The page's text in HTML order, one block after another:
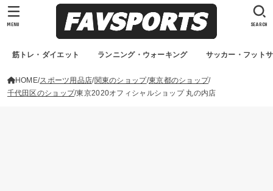
筋トレ・ダイエット ランニング・ウォーキング サッカー・フット
SEARCH
MENU
HOME スポーツ用品店 関東のショップ 東京都のショップ
千代田区のショップ 東京2020オフィシャルショップ 丸の内店